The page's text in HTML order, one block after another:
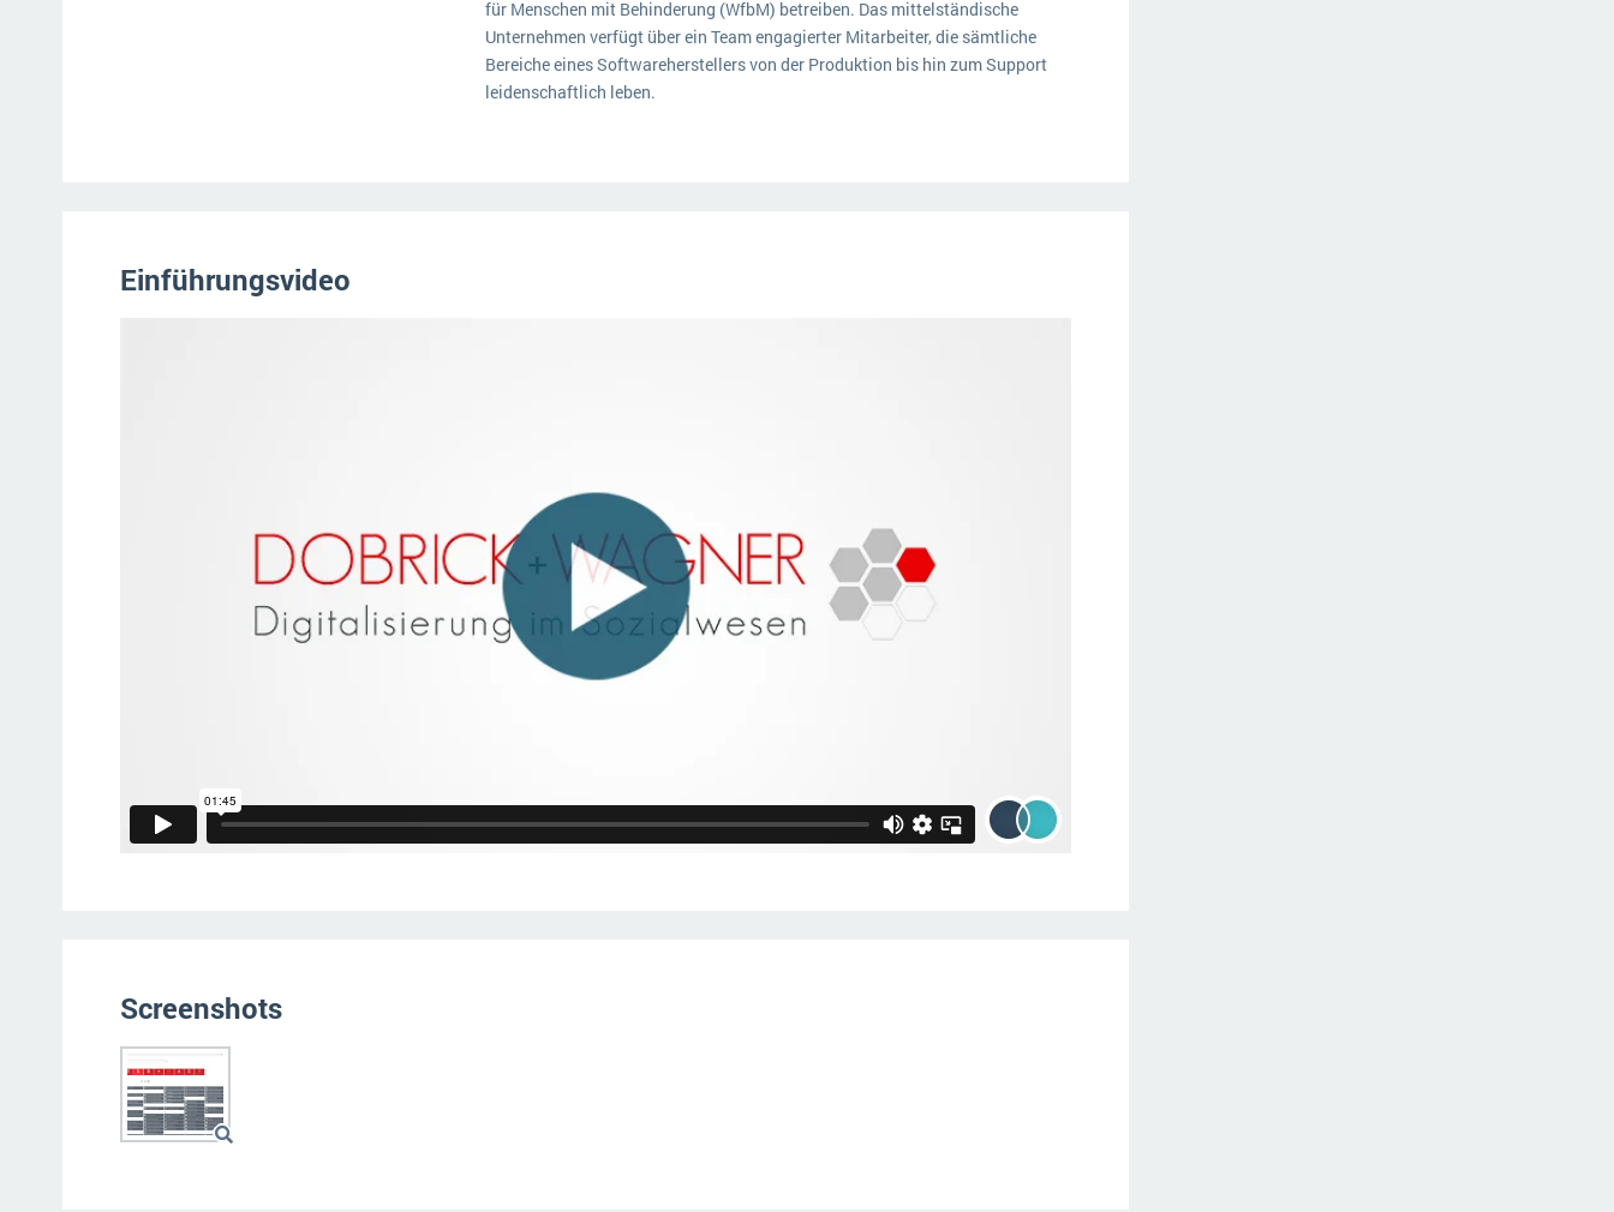
für Menschen mit Behinderung (WfbM) betreiben. Das mittelständische
Unternehmen verfügt über ein Team engagierter Mitarbeiter, die sämtliche
Bereiche eines Softwareherstellers von der Produktion bis hin zum Support
leidenschaftlich leben.
Einführungsvideo
Screenshots